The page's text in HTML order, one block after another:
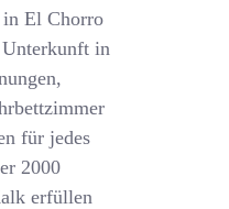
in El Chorro
in
für jedes
2000
erfüllen